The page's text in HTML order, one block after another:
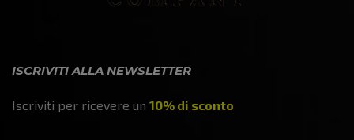
ISCRIVITI ALLA NEWSLETTER
Iscriviti per ricevere un 10% di sconto